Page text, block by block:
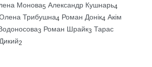
Монова5 Александр Кушнарь4
Трибушна4 Роман Донік4 Акім
3 Роман Шрайк3 Тарас
2